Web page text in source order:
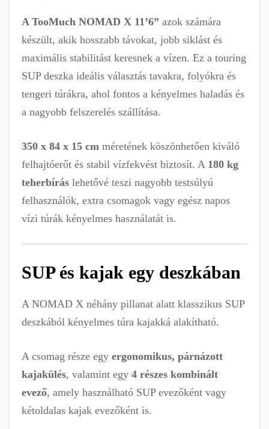
A TooMuch NOMAD X 11’6” azok számára
készült, akik hosszabb távokat, jobb siklást és
maximális stabilitást keresnek a vízen. Ez a touring
SUP deszka ideális választás tavakra, folyókra és
tengeri túrákra, ahol fontos a kényelmes haladás és
a nagyobb felszerelés szállítása.
350 x 84 x 15 cm méretének köszönhetően kiváló
felhajtóerőt és stabil vízfekvést biztosít. A 180 kg
teherbírás lehetővé teszi nagyobb testsúlyú
felhasználók, extra csomagok vagy egész napos
vízi túrák kényelmes használatát is.
SUP és kajak egy deszkában
A NOMAD X néhány pillanat alatt klasszikus SUP
deszkából kényelmes túra kajakká alakítható.
A csomag része egy ergonomikus, párnázott
kajakülés, valamint egy 4 részes kombinált
evező, amely használható SUP evezőként vagy
kétoldalas kajak evezőként is.